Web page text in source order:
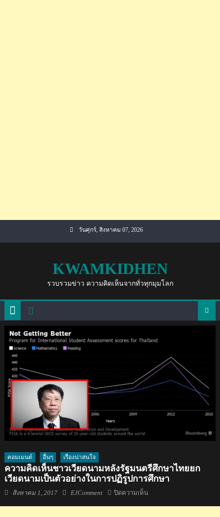
วันศุกร์, สิงหาคม 07, 2026
KWAMKIDHEN
รวบรวมข่าว ความคิดเห็นจากทั่วทุกมุมโลก
คอมเมนต์ อื่นๆ เรื่องน่าสนใจ
ความคิดเห็นชาวเวียดนามหลังรัฐมนตรีศึกษาไทยยก
เวียดนามเป็นตัวอย่างในการปฏิรูปการศึกษา
Posted
สิงหาคม 1, 2017 Author
EJComment ปิดความเห็นบน